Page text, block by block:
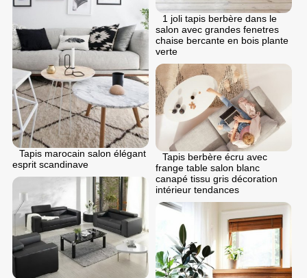
1 joli tapis berbère dans le
salon avec grandes fenetres
chaise bercante en bois plante
verte
Tapis marocain salon élégant
esprit scandinave
Tapis berbère écru avec
frange table salon blanc
canapé tissu gris décoration
intérieur tendances